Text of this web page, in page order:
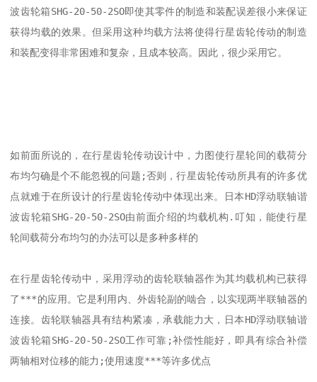
波齿轮箱SHG-20-50-2SO即使其零件的制造和装配误差很小来保证
获得均载的效果。但采用这种均载方法将使得行星齿轮传动的制造
和装配变得非常困难和复杂，且成本较高。因此，很少采用它。
如前面所说的，在行星齿轮传动设计中，力图使行星轮间的载荷分
布均匀确是个不能忽视的问题;否则，行星齿轮传动所具有的许多优
点就难于在所设计的行星齿轮传动中体现出来。日本HD浮动联轴谐
波齿轮箱SHG-20-50-2SO由前面介绍的均载机构.叮知，能使行星
轮间载荷分布均匀的办法可以是多种多样的
在行星齿轮传动中，采用浮动的齿轮联轴器作为其均载机构已获得
了***的应用。它是利用内、外齿轮副的啮合，以实现两半联轴器的
连接。齿轮联轴器具有结构紧凑，承载能力大，日本HD浮动联轴谐
波齿轮箱SHG-20-50-2SO工作可靠;补偿性能好，即具有综合补偿
两轴相对位移的能力;使用速度***等许多优点